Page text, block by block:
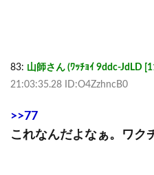
83: 山師さん (ﾜｯﾁｮｲ 9ddc-JdLD
21:03:35.28 ID:O4ZzhncB0
>>77
これなんだよなぁ。ワク